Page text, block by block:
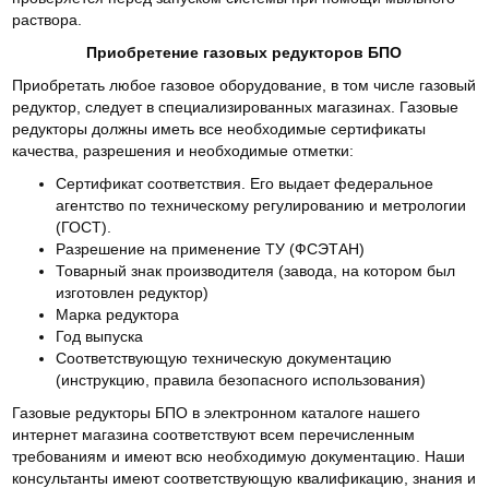
раствора.
Приобретение газовых редукторов БПО
Приобретать любое газовое оборудование, в том числе газовый
редуктор, следует в специализированных магазинах. Газовые
редукторы должны иметь все необходимые сертификаты
качества, разрешения и необходимые отметки:
Сертификат соответствия. Его выдает федеральное
агентство по техническому регулированию и метрологии
(ГОСТ).
Разрешение на применение ТУ (ФСЭТАН)
Товарный знак производителя (завода, на котором был
изготовлен редуктор)
Марка редуктора
Год выпуска
Соответствующую техническую документацию
(инструкцию, правила безопасного использования)
Газовые редукторы БПО в электронном каталоге нашего
интернет магазина соответствуют всем перечисленным
требованиям и имеют всю необходимую документацию. Наши
консультанты имеют соответствующую квалификацию, знания и